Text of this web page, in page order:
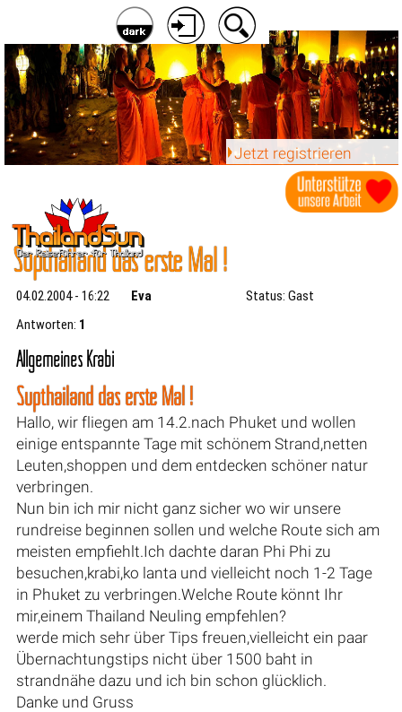
Jetzt registrieren
Süpthailand das erste Mal !
04.02.2004 - 16:22 Eva
Status: Gast
Antworten: 1
Allgemeines Krabi
Süpthailand das erste Mal !
Hallo, wir fliegen am 14.2.nach Phuket und wollen
einige entspannte Tage mit schönem Strand,netten
Leuten,shoppen und dem entdecken schöner natur
verbringen.
Nun bin ich mir nicht ganz sicher wo wir unsere
rundreise beginnen sollen und welche Route sich am
meisten empfiehlt.Ich dachte daran Phi Phi zu
besuchen,krabi,ko lanta und vielleicht noch 1-2 Tage
in Phuket zu verbringen.Welche Route könnt Ihr
mir,einem Thailand Neuling empfehlen?
werde mich sehr über Tips freuen,vielleicht ein paar
Übernachtungstips nicht über 1500 baht in
strandnähe dazu und ich bin schon glücklich.
Danke und Gruss